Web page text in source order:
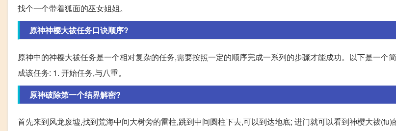
找个一个带着狐面的巫女姐姐。
原神神樱大祓任务口诀顺序?
原神中的神樱大祓任务是一个相对复杂的任务,需要按照一定的顺序完成一系列的步骤才能成功。以下是一个
成该任务: 1. 开始任务,与八重。
原神破除第一个结界解密?
首先来到风龙废墟,找到荒海中间大树旁的雷柱,跳到中间圆柱下去,可以到达地底; 进门就可以看到神樱大祓(fu)